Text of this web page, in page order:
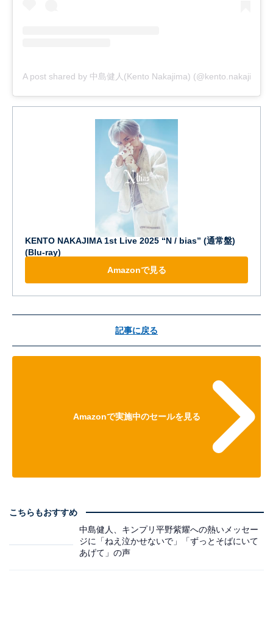
A post shared by 中島健人(Kento Nakajima)
KENTO NAKAJIMA 1st Live 2025 “N / bias” (通常盤)
(Blu-ray)
Amazonで見る
記事に戻る
Amazonで実施中のセールを見る
こちらもおすすめ
中島健人、キンプリ平野紫耀への熱いメッセー
ジに「ねえ泣かせないで」「ずっとそばにいて
あげて」の声